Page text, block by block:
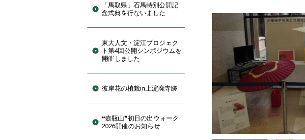
「馬取県」石馬特別公開記
念式典を行ないました
東大人文・淀江プロジェク
ト第4回公開シンポジウムを
開催しました
彼岸花の植栽in上淀廃寺跡
❝壺瓶山❞初日の出ウォーク
2026開催のお知らせ